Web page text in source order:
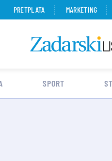
PRETPLATA MARKETING
SPORT